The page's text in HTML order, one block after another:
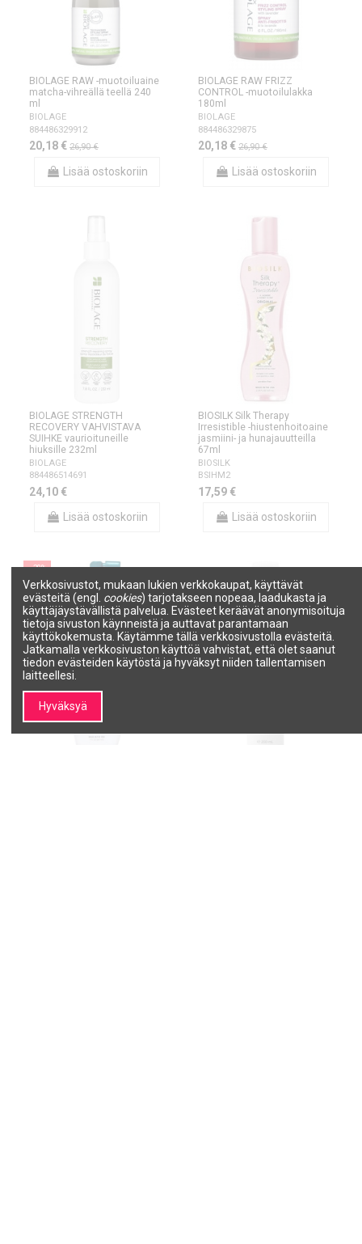
BIOLAGE RAW -muotoiluaine
matcha-vihreällä teellä 240
ml
BIOLAGE
884486329912
20,18 € 26,90 €
Lisää ostoskoriin
BIOLAGE RAW FRIZZ
CONTROL -muotoilulakka
180ml
BIOLAGE
884486329875
20,18 € 26,90 €
Lisää ostoskoriin
BIOLAGE STRENGTH
RECOVERY VAHVISTAVA
SUIHKE vaurioituneille
hiuksille 232ml
BIOLAGE
884486514691
24,10 €
Lisää ostoskoriin
BIOSILK Silk Therapy
Irresistible -hiustenhoitoaine
jasmiini- ja hunajauutteilla
67ml
BIOSILK
BSIHM2
17,59 €
Lisää ostoskoriin
−20%
Verkkosivustot, mukaan lukien verkkokaupat, käyttävät
evästeitä (engl. cookies) tarjotakseen nopeaa, laadukasta ja
käyttäjäystävällistä palvelua. Evästeet keräävät anonymisoituja
tietoja sivuston käynneistä ja auttavat parantamaan
käyttökokemusta. Käytämme tällä verkkosivustolla evästeitä.
Jatkamalla verkkosivuston käyttöä vahvistat, että olet saanut
tiedon evästeiden käytöstä ja hyväksyt niiden tallentamisen
laitteellesi.
Hyväksyä